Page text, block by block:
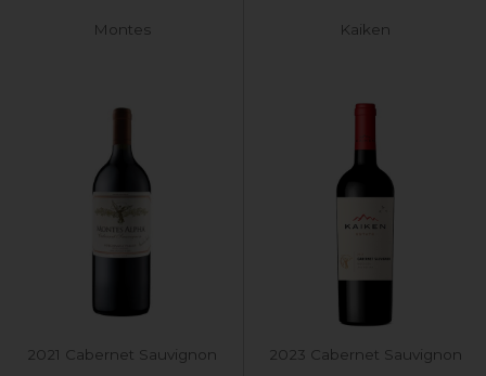
Montes
2021 Cabernet Sauvignon
Kaiken
2023 Cabernet Sauvignon